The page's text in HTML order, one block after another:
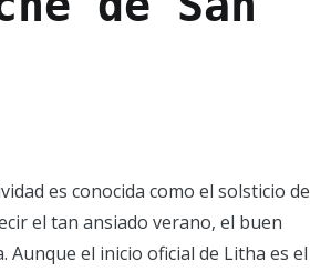
es conocida como el solsticio de
el tan ansiado verano, el buen
el inicio oficial de Litha es el